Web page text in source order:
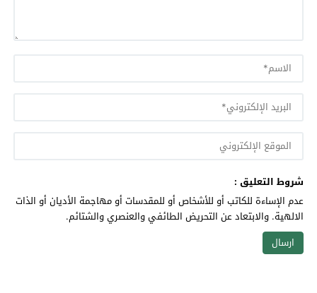
شروط التعليق :
عدم الإساءة للكاتب أو للأشخاص أو للمقدسات أو مهاجمة الأديان أو الذات
الالهية. والابتعاد عن التحريض الطائفي والعنصري والشتائم.